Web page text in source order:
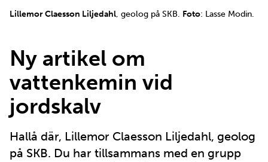
Lillemor Claesson Liljedahl, geolog på SKB. Foto: Lasse Modin.
Ny artikel om
vattenkemin vid
jordskalv
Hallå där, Lillemor Claesson Liljedahl, geolog
på SKB. Du har tillsammans med en grupp